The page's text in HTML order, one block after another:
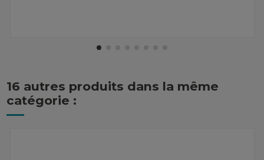
16 autres produits dans la même
catégorie :